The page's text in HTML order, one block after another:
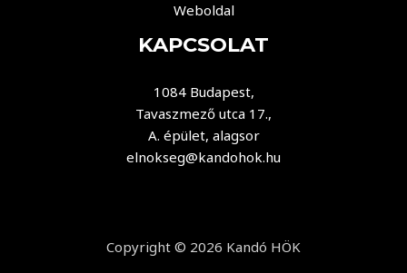
Weboldal
KAPCSOLAT
1084 Budapest,
Tavaszmező utca 17.,
A. épület, alagsor
elnokseg@kandohok.hu
Copyright © 2026 Kandó HÖK